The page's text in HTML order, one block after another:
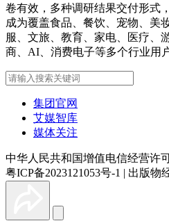
卷有效，多种调研结果交付形式
成为覆盖食品、餐饮、宠物、美
服、文旅、教育、家电、医疗、
商、AI、消费电子等多个行业用
集团官网
艾媒智库
媒体关注
中华人民共和国增值电信经营许
粤ICP备2023121053号-1 | 出版物